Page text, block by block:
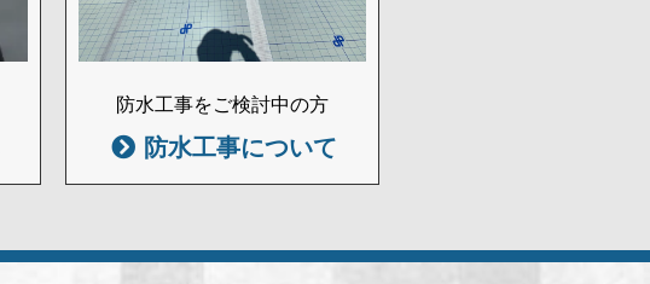
防水工事をご検討中の方
防水工事について